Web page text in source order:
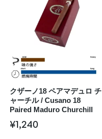
クザーノ18 ペアマデュロ チ
ャーチル / Cusano 18
Paired Maduro Churchill
¥1,240